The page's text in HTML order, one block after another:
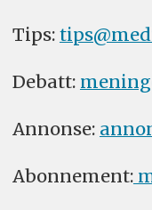
Tips:
Debatt:
Annonse:
Abonnement: